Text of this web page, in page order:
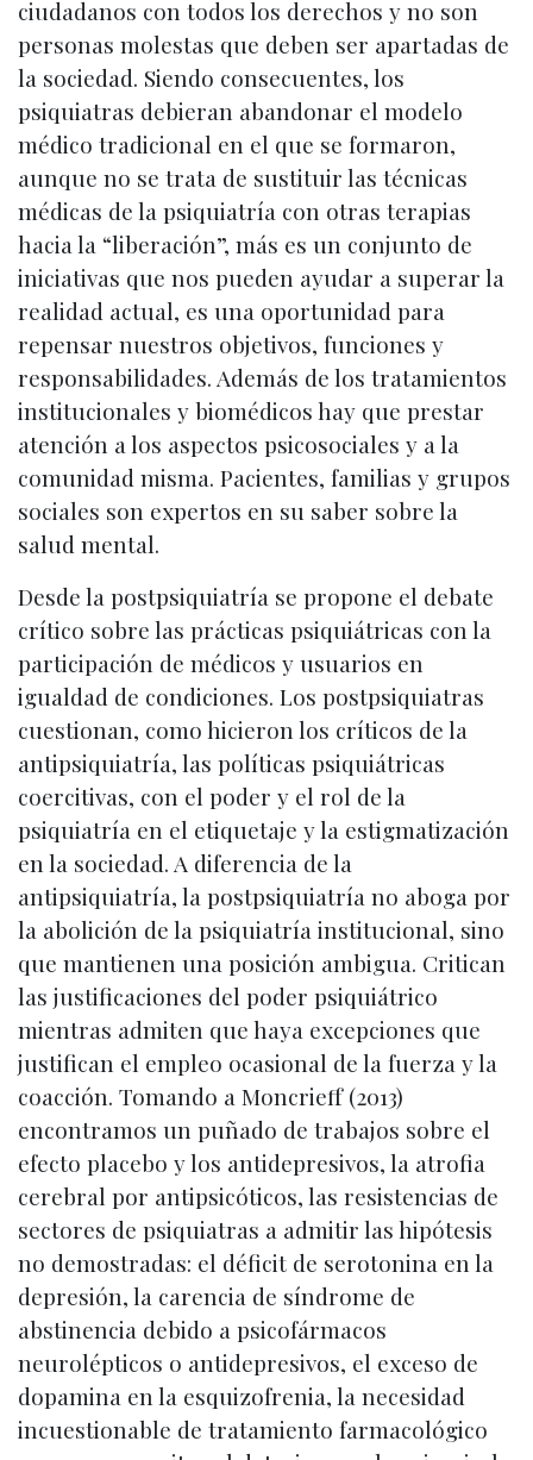
ciudadanos con todos los derechos y no son
personas molestas que deben ser apartadas de
la sociedad. Siendo consecuentes, los
psiquiatras debieran abandonar el modelo
médico tradicional en el que se formaron,
aunque no se trata de sustituir las técnicas
médicas de la psiquiatría con otras terapias
hacia la “liberación”, más es un conjunto de
iniciativas que nos pueden ayudar a superar la
realidad actual, es una oportunidad para
repensar nuestros objetivos, funciones y
responsabilidades. Además de los tratamientos
institucionales y biomédicos hay que prestar
atención a los aspectos psicosociales y a la
comunidad misma. Pacientes, familias y grupos
sociales son expertos en su saber sobre la
salud mental.
Desde la postpsiquiatría se propone el debate
crítico sobre las prácticas psiquiátricas con la
participación de médicos y usuarios en
igualdad de condiciones. Los postpsiquiatras
cuestionan, como hicieron los críticos de la
antipsiquiatría, las políticas psiquiátricas
coercitivas, con el poder y el rol de la
psiquiatría en el etiquetaje y la estigmatización
en la sociedad. A diferencia de la
antipsiquiatría, la postpsiquiatría no aboga por
la abolición de la psiquiatría institucional, sino
que mantienen una posición ambigua. Critican
las justificaciones del poder psiquiátrico
mientras admiten que haya excepciones que
justifican el empleo ocasional de la fuerza y la
coacción. Tomando a Moncrieff (2013)
encontramos un puñado de trabajos sobre el
efecto placebo y los antidepresivos, la atrofia
cerebral por antipsicóticos, las resistencias de
sectores de psiquiatras a admitir las hipótesis
no demostradas: el déficit de serotonina en la
depresión, la carencia de síndrome de
abstinencia debido a psicofármacos
neurolépticos o antidepresivos, el exceso de
dopamina en la esquizofrenia, la necesidad
incuestionable de tratamiento farmacológico